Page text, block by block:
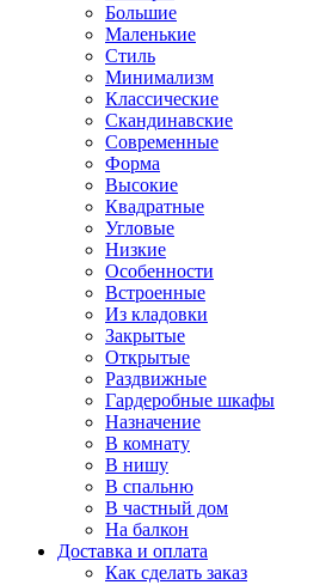
Большие
Маленькие
Стиль
Минимализм
Классические
Скандинавские
Современные
Форма
Высокие
Квадратные
Угловые
Низкие
Особенности
Встроенные
Из кладовки
Закрытые
Открытые
Раздвижные
Гардеробные шкафы
Назначение
В комнату
В нишу
В спальню
В частный дом
На балкон
Доставка и оплата
Как сделать заказ